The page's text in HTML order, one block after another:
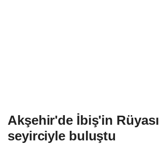
Akşehir'de İbiş'in Rüyası
seyirciyle buluştu